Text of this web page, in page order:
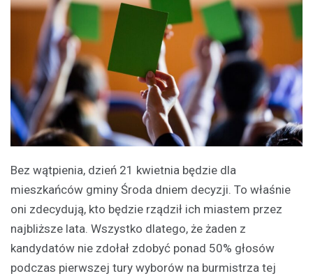
Bez wątpienia, dzień 21 kwietnia będzie dla
mieszkańców gminy Środa dniem decyzji. To właśnie
oni zdecydują, kto będzie rządził ich miastem przez
najbliższe lata. Wszystko dlatego, że żaden z
kandydatów nie zdołał zdobyć ponad 50% głosów
podczas pierwszej tury wyborów na burmistrza tej